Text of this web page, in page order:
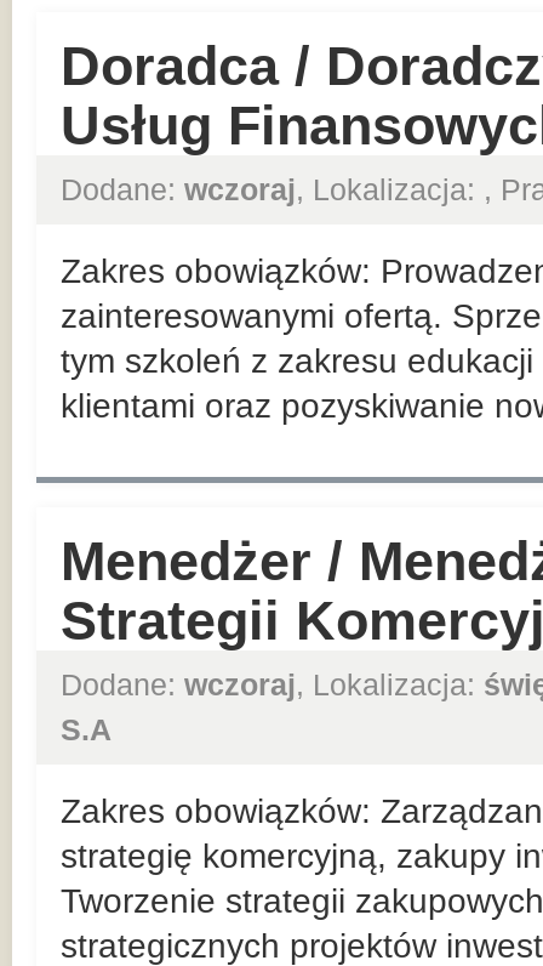
Doradca /
Usług
Dodane: wczoraj, Lokalizacja: ,
Zakres obowiązków:
zainteresowanymi ofertą.
tym szkoleń z zakresu
klientami oraz pozyskiwanie
Menedżer /
Strategii
Dodane: wczoraj, Lokalizacja:
S.A
Zakres obowiązków:
strategię komercyjną, zakupy
Tworzenie strategii
strategicznych projektów